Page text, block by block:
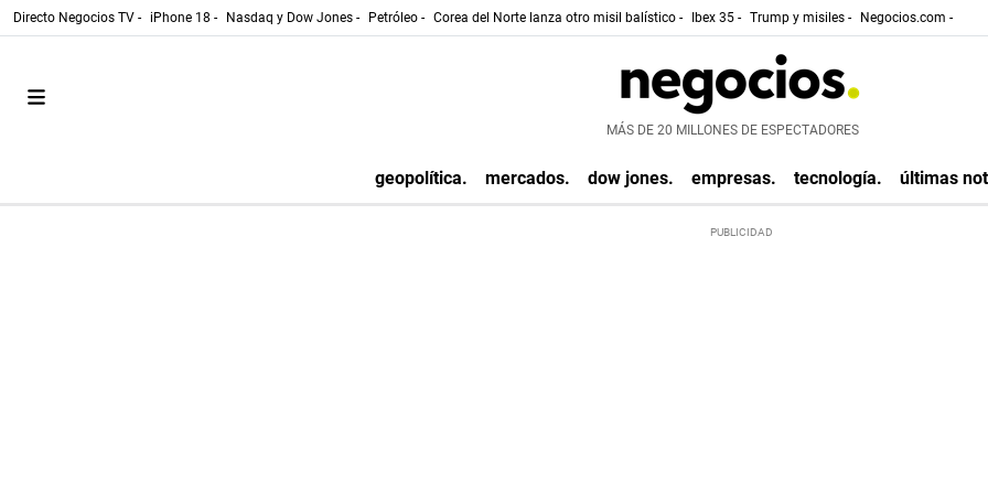
Directo Negocios TV - iPhone 18 - Nasdaq y Dow Jones - Petróleo - Corea del Norte lanza otro misil balístico - Ibex 35 - Trump y misiles - Negocios.com -
MÁS DE 20 MILLONES DE ESPECTADORES
geopolítica. mercados. dow jones. empresas. tecnología. últimas